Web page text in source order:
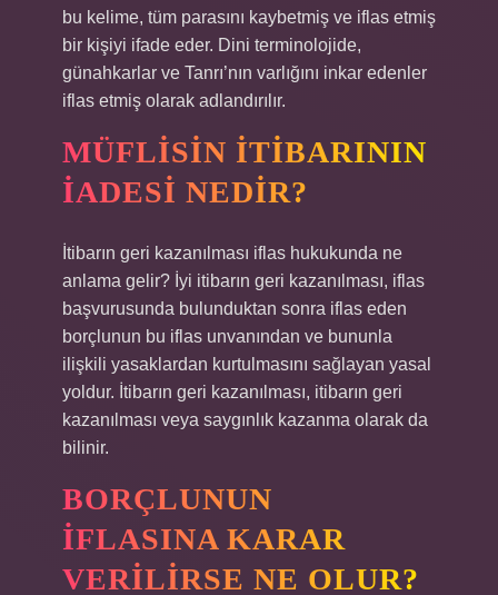
bu kelime, tüm parasını kaybetmiş ve iflas etmiş
bir kişiyi ifade eder. Dini terminolojide,
günahkarlar ve Tanrı’nın varlığını inkar edenler
iflas etmiş olarak adlandırılır.
MÜFLISIN ITIBARININ
IADESI NEDIR?
İtibarın geri kazanılması iflas hukukunda ne
anlama gelir? İyi itibarın geri kazanılması, iflas
başvurusunda bulunduktan sonra iflas eden
borçlunun bu iflas unvanından ve bununla
ilişkili yasaklardan kurtulmasını sağlayan yasal
yoldur. İtibarın geri kazanılması, itibarın geri
kazanılması veya saygınlık kazanma olarak da
bilinir.
BORÇLUNUN
IFLASINA KARAR
VERILIRSE NE OLUR?